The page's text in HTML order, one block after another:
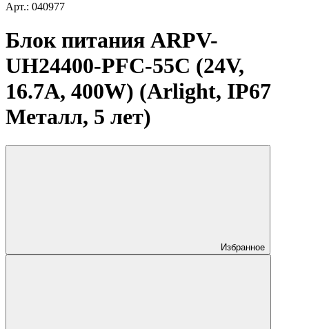
Арт.: 040977
Блок питания ARPV-
UH24400-PFC-55C (24V,
16.7A, 400W) (Arlight, IP67
Металл, 5 лет)
Избранное